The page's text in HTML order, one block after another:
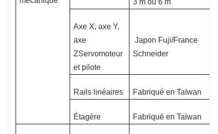
3 m ou 6 m
Axe X, axe Y,
axe
ZServomoteur
et pilote
Japon Fuji/France
Schneider
Rails linéaires Fabriqué en Taïwan
Étagère Fabriqué en Taïwan